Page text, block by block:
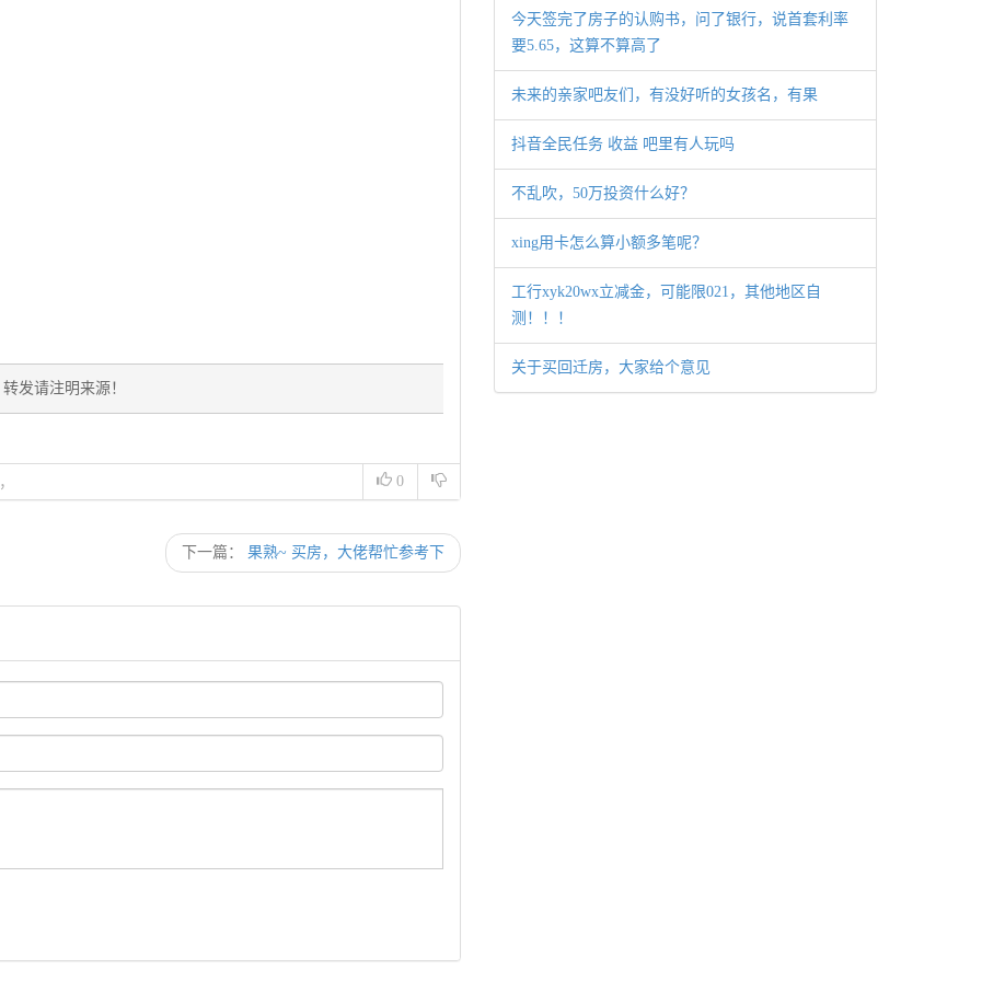
转发请注明来源！
0
下一篇： 果熟~ 买房，大佬帮忙参考下
今天签完了房子的认购书，问了银行，说首套利率
要5.65，这算不算高了
未来的亲家吧友们，有没好听的女孩名，有果
抖音全民任务 收益 吧里有人玩吗
不乱吹，50万投资什么好？
xing用卡怎么算小额多笔呢？
工行xyk20wx立减金，可能限021，其他地区自
测！！！
关于买回迁房，大家给个意见